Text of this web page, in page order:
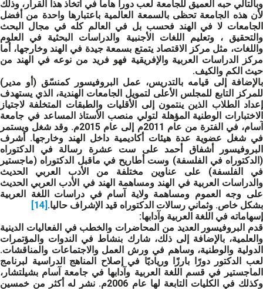
وبالتالي حبه العميق للجامعة لعب دورا هاما في اتخاذ هذا القرار، وذلك
لأن هذه الجامعة تحظى بالسمعة العالمية باعتبارها واحدة من أفضل
الجامعات لا في الهند فحسب بل في العالم كله في مجال البحث
والتحقيق ، وتعليم اللغات الأجنبية والدراسات البحثية في العلوم
واللغات، مثل مركز الاقتصاد يتمتع بسمعة جيدة في الهند وخارجها، أما
مركز الدراسات العربية والإفريقية فهو فريد من نوعه في الهند من
حيث الكم والكيف.
بالإضافة إلى قيامه بالتدريس، عمل البروفيسور كمنسّق (أو مدير)
للمركز التابع للمجلس الأعلى لتمويل الجامعات الهندية، الذي يستهدف
إعداد الطلاب الذين ينتمون إلى الأقليات والطبقات المتخلفة لاجتياز
الاختبارات الوطنية المؤهلة لتولي منصب الأستاذ المساعد في جامعة
آسام، في الفترة من عام 2011م إلى عام 2015م. وقد شغل ويستمر
في شغل عضوية عدة هيئات أكاديمية داخل الهند وخارجها. أشرف
البروفيسور أشفاق أحمد على ست عشرة رسالة في الدكتوراه
(الدكتوراه في الفلسفة) وست أطاريح في ماقبل الدكتوراه (ماجستير
في الفلسفة) على عناوين مختلفة من الأدب العربي الحديث
والدراسات العربية في الهند ومساهمة الهند في الأدب العربي الحديث
على وجه العموم ومساهمة ولاية آسام في دراسات اللغة العربية
بشكل خاص. وثماني رسالات الدكتوراه قيد الإشراف حاليا.
إسهاماته في اللغة العربية وآدابها:
قدم البروفيسور العديد من المحاضرات والخطب في الفعاليات الدينية
والعلمية، بالإضافة إلى ذلك، شارك بنشاط في الندوات والمؤتمرات
الدولية والوطنية، وساهم في ورش العمل والاجتماعات والمناقشات.
لعب الدكتور دورًا بارزًا ورياديًا في إصلاح المناهج الدراسية لبرنامج
الماجستير في قسم اللغة العربية وآدابها في جامعة آسام بشيلتشار،
وكذلك في الكليات التابعة لها عام 2006م. نشر له أكثر من خمسين